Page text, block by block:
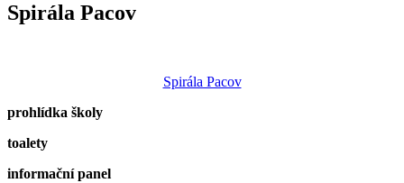
Spirála Pacov
Spirála Pacov
prohlídka školy
toalety
informační panel